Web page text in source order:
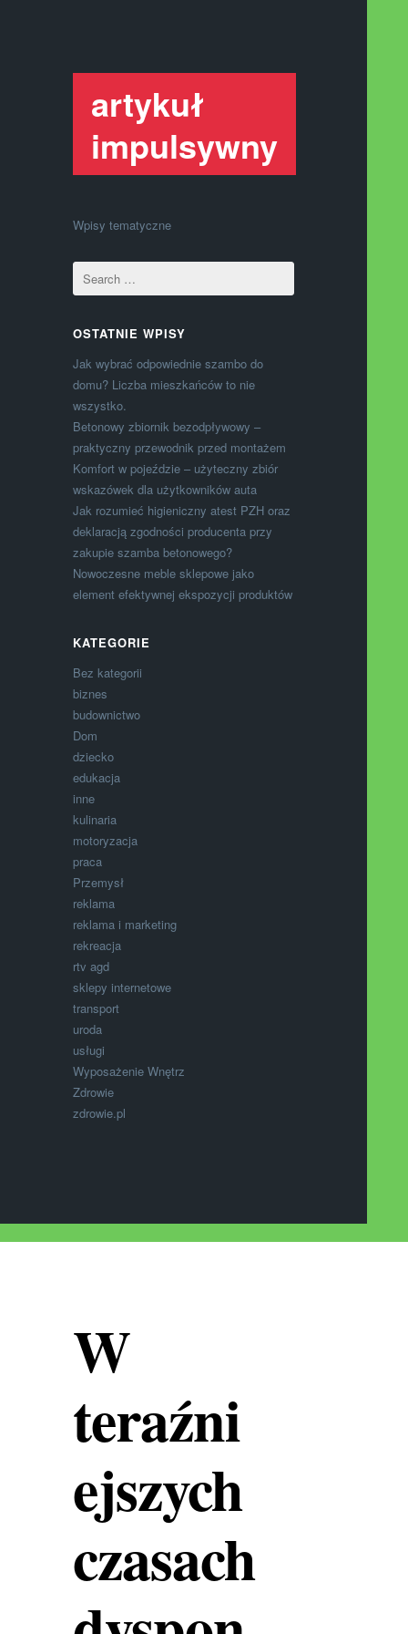
artykuł
impulsywny
Wpisy tematyczne
OSTATNIE WPISY
Jak wybrać odpowiednie szambo do
domu? Liczba mieszkańców to nie
wszystko.
Betonowy zbiornik bezodpływowy –
praktyczny przewodnik przed montażem
Komfort w pojeździe – użyteczny zbiór
wskazówek dla użytkowników auta
Jak rozumieć higieniczny atest PZH oraz
deklaracją zgodności producenta przy
zakupie szamba betonowego?
Nowoczesne meble sklepowe jako
element efektywnej ekspozycji produktów
KATEGORIE
Bez kategorii
biznes
budownictwo
Dom
dziecko
edukacja
inne
kulinaria
motoryzacja
praca
Przemysł
reklama
reklama i marketing
rekreacja
rtv agd
sklepy internetowe
transport
uroda
usługi
Wyposażenie Wnętrz
Zdrowie
zdrowie.pl
W
teraźni
ejszych
czasach